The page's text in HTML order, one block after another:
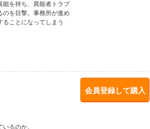
能を持ち、異能者トラブ
のを目撃。事務所が進め
ことになってしまう
会員登録して購入
るのか。